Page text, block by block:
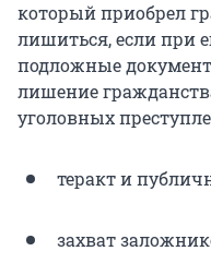
который приобрел
лишиться, если при
подложные
лишение
уголовных
теракт и
захват